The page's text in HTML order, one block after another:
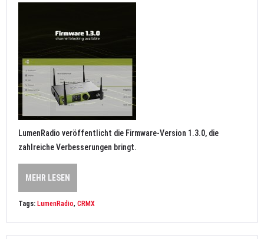
LumenRadio veröffentlicht die Firmware-Version 1.3.0, die
zahlreiche Verbesserungen bringt.
MEHR LESEN
Tags: LumenRadio, CRMX